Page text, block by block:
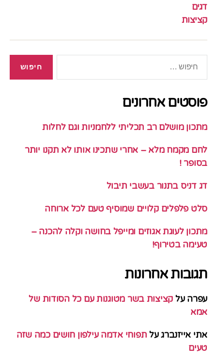
דגים
קציצות
פוסטים אחרונים
מתכון מושלם רב תכליתי ללחמניות וגם לחלות
לחם מקמח מלא – אחרי שתכינו אותו לא תקנו יותר
בסופר !
דג דניס בתנור בעשבי תיבול
סלט פלפלים קלויים שמוסיף טעם לכל ארוחה
מתכון לעוגת אגוזים ומייפל בחושה וקלה להכנה –
טעימה בטירוף!
תגובות אחרונות
עפרה על קציצות בשר מטוגנות עם כל הסודות של
אמא
אתי אייזנברגעל תפוחי אדמה עילפון חושים כמה שזה
טעים